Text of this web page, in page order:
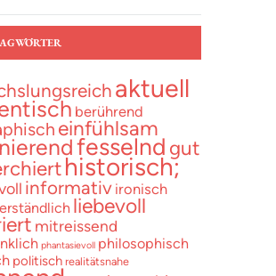
aktuell
berührend
einfühlsam
fesselnd gut
historisch;
informativ ironisch
liebevoll
mitreissend
phantasievoll philosophisch
politisch realitätsnahe